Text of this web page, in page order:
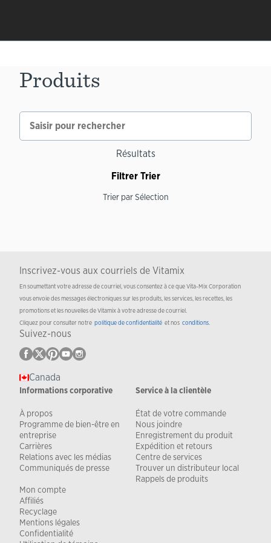
Produits
Résultats
Filtrer Trier
Trier parSélection
Inscrivez-vous aux courriels de Vitamix
En soumettant votre adresse de courriel, vous consentez à ce que Vita-Mix Corporation
vous envoie des messages électroniques sur les produits, les services, les recettes, les
promotions et les nouvelles de Vitamix à votre adresse de courriel.
Cliquez pour consulter notre politique de confidentialité et nos conditions.
Suivez-nous
Canada
Informations corporative
À propos
Programme de bien-être en
entreprise
Carrières
Relations avec les médias
Communiqués de presse
Service à la clientèle
État de votre commande
Nous joindre
Enregistrement du produit
Expédition et retours
Centre de services
Trouver un distributeur local
Rappels de produits
Mon compte
Affiliés
Recyclage
Mentions légales
Confidentialité